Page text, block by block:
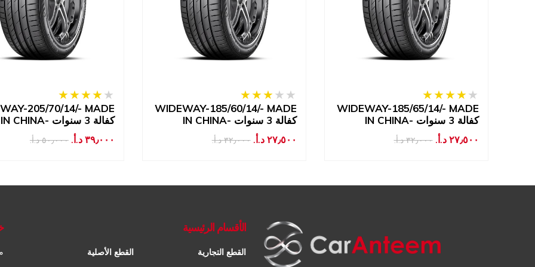
205/70/14/- MADE
IN CHINA- كفالة 3 سنوات
٥٠٫٠٠٠ د.أ.‏ ٣٩٫٠٠٠ د.أ.‏
WIDEWAY-185/60/14/- MADE
IN CHINA- كفالة 3 سنوات
٣٢٫٠٠٠ د.أ.‏ ٢٧٫٥٠٠ د.أ.‏
WIDEWAY-185/65/14/- MADE
IN CHINA- كفالة 3 سنوات
٣٢٫٠٠٠ د.أ.‏ ٢٧٫٥٠٠ د.أ.‏
الأقسام الرئيسية
القطع التجارية
القطع الأصلية